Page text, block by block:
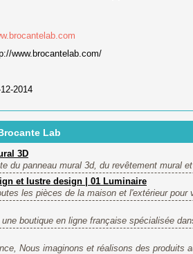
www.brocantelab.com/
2014
Lab
3D
du panneau mural 3d, du revêtement mural
et lustre design | 01 Luminaire
les pièces de la maison et l'extérieur pour
boutique en ligne française spécialisée
Nous imaginons et réalisons des produits